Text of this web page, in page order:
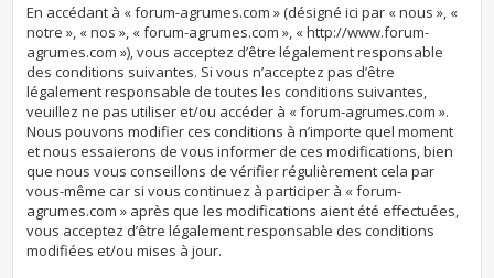
En accédant à « forum-agrumes.com » (désigné ici par « nous », «
notre », « nos », « forum-agrumes.com », « http://www.forum-
agrumes.com »), vous acceptez d’être légalement responsable
des conditions suivantes. Si vous n’acceptez pas d’être
légalement responsable de toutes les conditions suivantes,
veuillez ne pas utiliser et/ou accéder à « forum-agrumes.com ».
Nous pouvons modifier ces conditions à n’importe quel moment
et nous essaierons de vous informer de ces modifications, bien
que nous vous conseillons de vérifier régulièrement cela par
vous-même car si vous continuez à participer à « forum-
agrumes.com » après que les modifications aient été effectuées,
vous acceptez d’être légalement responsable des conditions
modifiées et/ou mises à jour.